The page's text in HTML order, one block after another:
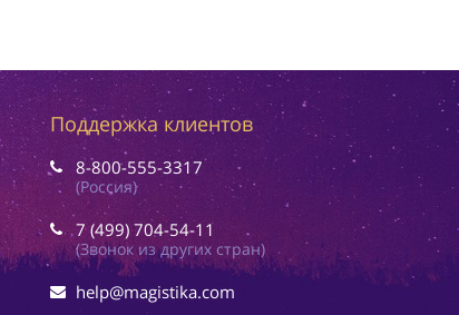
Поддержка клиентов
8-800-555-3317
(Россия)
7 (499) 704-54-11
(Звонок из других стран)
help@magistika.com